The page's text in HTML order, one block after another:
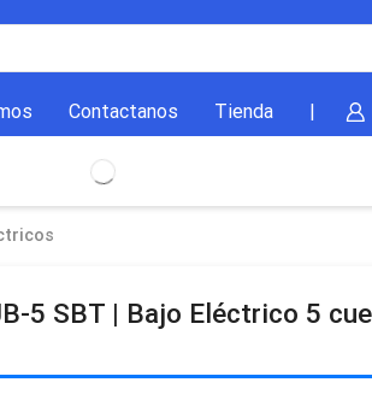
Contactanos Tienda
5 SBT | Bajo Eléctrico 5